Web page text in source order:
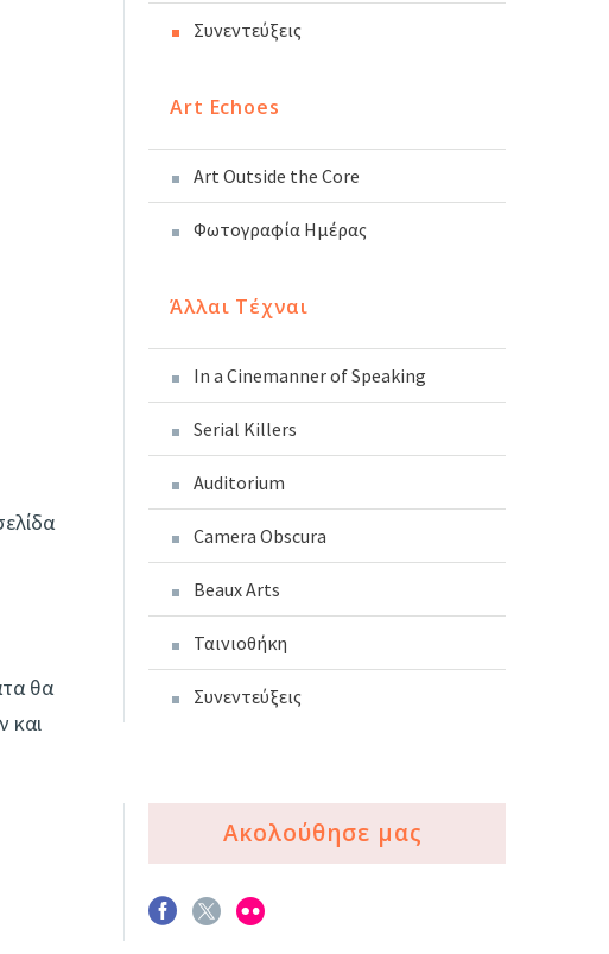
θα
και
Συνεντεύξεις
Art Echoes
Art Outside the Core
Φωτογραφία Ημέρας
Άλλαι Τέχναι
In a Cinemanner of Speaking
Serial Killers
Auditorium
Camera Obscura
Beaux Arts
Ταινιοθήκη
Συνεντεύξεις
Ακολούθησε μας